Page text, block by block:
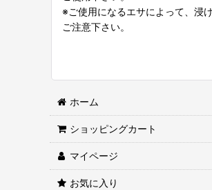
※ご使用になるエサによって、浸
ご注意下さい。
ホーム
ショッピングカート
マイページ
お気に入り